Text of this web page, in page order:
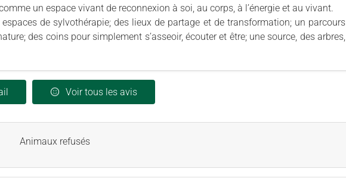
un espace vivant de reconnexion à soi, au corps, à l’énergie et au vivant.
de sylvothérapie; des lieux de partage et de transformation; un parcours
des coins pour simplement s’asseoir, écouter et être; une source, des arbres,
Voir tous les avis
Animaux refusés